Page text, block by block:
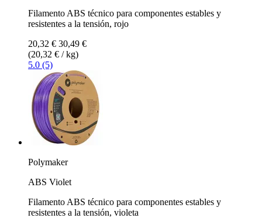
Filamento ABS técnico para componentes estables y
resistentes a la tensión, rojo
20,32 € 30,49 €
(20,32 € / kg)
5.0 (5)
Polymaker
ABS Violet
Filamento ABS técnico para componentes estables y
resistentes a la tensión, violeta